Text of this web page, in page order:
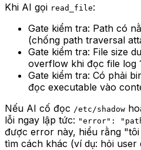
Khi AI gọi read_file:
Gate kiểm tra: Path có
(chống path traversal
Gate kiểm tra: File size
overflow khi đọc file log
Gate kiểm tra: Có phải
đọc executable vào
Nếu AI cố đọc /etc/shadow
lỗi ngay lập tức: "error":
được error này, hiểu rằng
tìm cách khác (ví dụ: hỏi user